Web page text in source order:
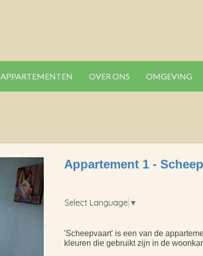
APPARTEMENTEN OVER ONS OMGEVING
Appartement 1 -
Select Language ▼
'Scheepvaart' is een van de
kleuren die gebruikt zijn in de